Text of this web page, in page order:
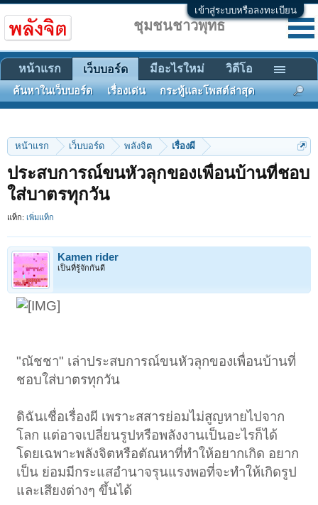
เข้าสู่ระบบหรือลงทะเบียน
หน้าแรก เว็บบอร์ด พลังจิต เรื่องผี
ประสบการณ์ขนหัวลุกของเพื่อนบ้านที่ชอบ
ใส่บาตรทุกวัน
แท็ก: เพิ่มแท็ก
Kamen rider
เป็นที่รู้จักกันดี
"ณัชชา" เล่าประสบการณ์ขนหัวลุกของเพื่อนบ้านที่
ชอบใส่บาตรทุกวัน
ดิฉันเชื่อเรื่องผี เพราะสสารย่อมไม่สูญหายไปจาก
โลก แต่อาจเปลี่ยนรูปหรือพลังงานเป็นอะไรก็ได้
โดยเฉพาะพลังจิตหรือตัณหาที่ทำให้อยากเกิด อยาก
เป็น ย่อมมีกระแสอำนาจรุนแรงพอที่จะทำให้เกิดรูป
และเสียงต่างๆ ขึ้นได้
ชุมชนชาวพุทธ
หน้าแรก เว็บบอร์ด
ค้นหาในเว็บบอร์ด เรื่องเด่น กระทู้และโพสต์ล่าสุด
มีอะไรใหม่ วิดีโอ